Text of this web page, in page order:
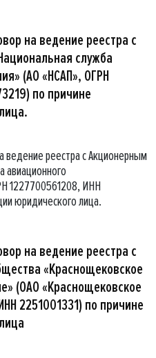
на ведение реестра с
служба
(АО «НСАП», ОГРН
по причине
реестра с Акционерным
авиационного
1227700561208, ИНН
юридического лица.
на ведение реестра с
«Краснощековское
(ОАО «Краснощековское
2251001331) по причине